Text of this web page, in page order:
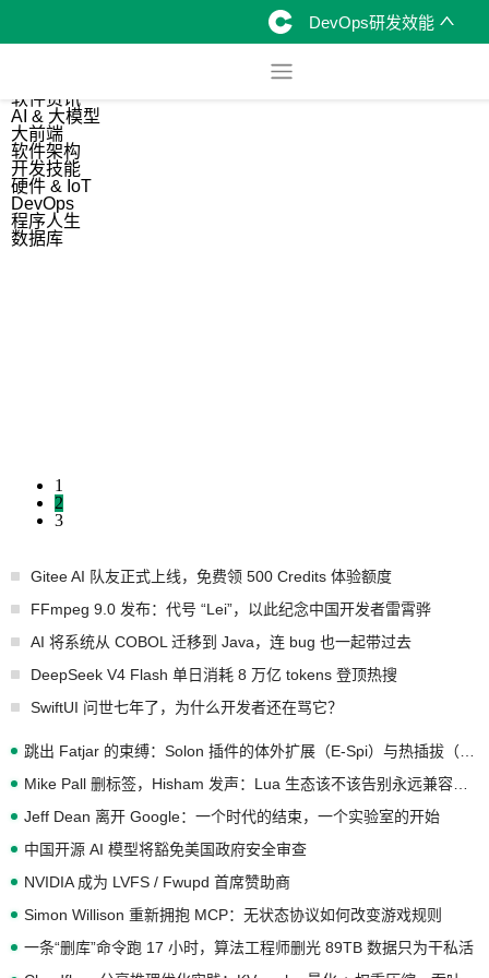
DevOps研发效能
软件资讯
AI & 大模型
大前端
软件架构
开发技能
硬件 & IoT
DevOps
程序人生
数据库
1
2
3
Gitee AI 队友正式上线，免费领 500 Credits 体验额度
FFmpeg 9.0 发布：代号 “Lei”，以此纪念中国开发者雷霄骅
AI 将系统从 COBOL 迁移到 Java，连 bug 也一起带过去
DeepSeek V4 Flash 单日消耗 8 万亿 tokens 登顶热搜
SwiftUI 问世七年了，为什么开发者还在骂它？
Jeff Dean 离开 Google：一个时代的结束，一个实验室的开始
中国开源 AI 模型将豁免美国政府安全审查
NVIDIA 成为 LVFS / Fwupd 首席赞助商
Simon Willison 重新拥抱 MCP：无状态协议如何改变游戏规则
一条“删库”命令跑 17 小时，算法工程师删光 89TB 数据只为干私活